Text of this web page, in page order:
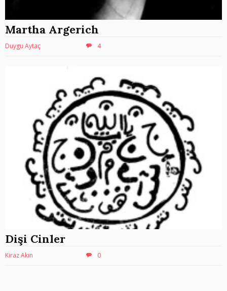
Martha Argerich
Duygu Aytaç 4
Dişi Cinler
Kiraz Akın 0